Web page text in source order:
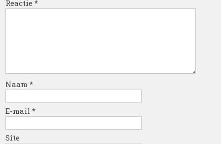
Reactie*
Naam*
E-mail*
Site